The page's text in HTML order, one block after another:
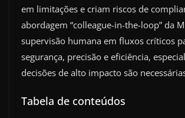
em limitações e criam riscos de
abordagem “colleague-in-the-loop” da
supervisão humana em fluxos críticos
segurança, precisão e eficiência,
decisões de alto impacto são
Tabela de conteúdos